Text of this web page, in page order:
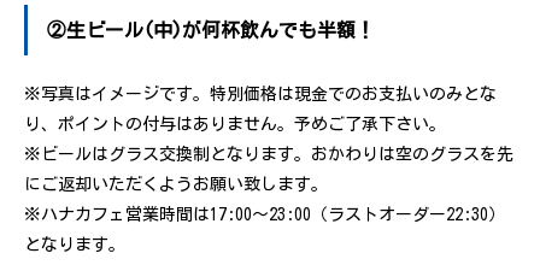
②生ビール(中)が何杯飲んでも半額！
※写真はイメージです。特別価格は現金でのお支払いのみとな
り、ポイントの付与はありません。予めご了承下さい。
※ビールはグラス交換制となります。おかわりは空のグラスを先
にご返却いただくようお願い致します。
※ハナカフェ営業時間は17:00～23:00（ラストオーダー22:30）
となります。